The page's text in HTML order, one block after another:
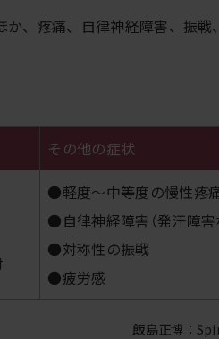
、疼痛、自律神経障害、振
その他の症状
●軽度～中等度の慢性疼
●自律神経障害（発汗障害
●対称性の振戦
●疲労感
飯島正博：